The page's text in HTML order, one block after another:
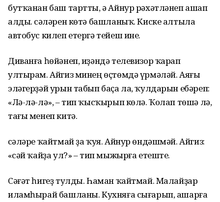
бутҡанан баш тартты, ә Айнур рәхәтләнеп ашап
алды. Әсәләрен көтә башланыҡ. Киске алтыла
автобус килеп етергә тейеш ине.
Диванға һөйәнеп, иҙәндә телевизор ҡарап
ултырам. Айгиз минең өҫтөмдә үрмәләй. Аяғы
эләгерҙәй урын табып баҫа ла, ҡулдарын ебәреп:
«Лә-лә-лә», – тип ҡысҡырып көлә. Ҡолап төшә лә,
тағы менеп китә.
Әсәләре ҡайтмай ҙа ҡуя. Айнур өндәшмәй. Айгиз:
«Әсәй ҡайҙа ул?» – тип мыжырға етеште.
Сәғәт һигеҙ тулды. Һаман ҡайтмай. Малайҙар
иламһырай башланы. Кухняға сығарып, ашарға